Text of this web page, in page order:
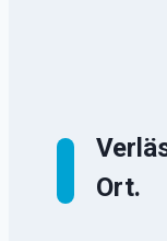
Ort.